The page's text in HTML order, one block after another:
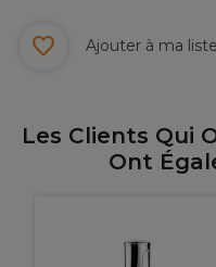
Ajouter à ma
Les Clients Qui
Ont